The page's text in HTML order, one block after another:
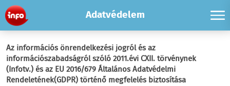
Adatvédelem
Az információs önrendelkezési jogról és az
információszabadságról szóló 2011.évi CXII. törvénynek
(Infotv.) és az EU 2016/679 Általános Adatvédelmi
Rendeletének(GDPR) történő megfelelés biztosítása